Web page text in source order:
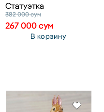
Статуэтка
382 000сум
267 000сум
В корзину